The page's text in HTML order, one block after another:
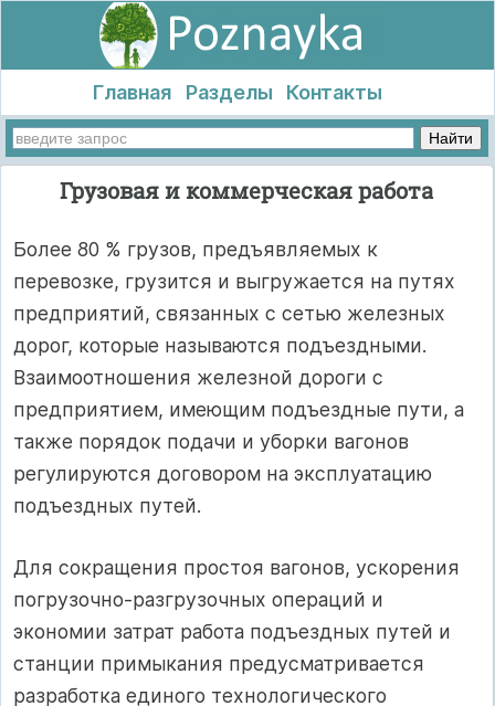
Главная Разделы Контакты
Грузовая и коммерческая работа
Более 80 % грузов, предъявляемых к
перевозке, грузится и выгружается на путях
предприятий, связанных с сетью железных
дорог, которые называются подъездными.
Взаимоотношения железной дороги с
предприятием, имеющим подъездные пути, а
также порядок подачи и уборки вагонов
регулируются договором на эксплуатацию
подъездных путей.
Для сокращения простоя вагонов, ускорения
погрузочно-разгрузочных операций и
экономии затрат работа подъездных путей и
станции примыкания предусматривается
разработка единого технологического